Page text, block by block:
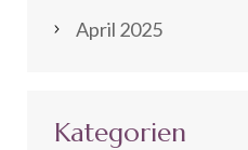
April 2025
Kategorien